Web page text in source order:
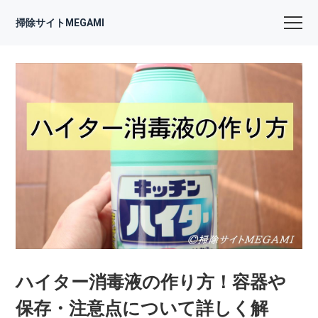
掃除サイトMEGAMI
ハイター消毒液の作り方！容器や
保存・注意点について詳しく解